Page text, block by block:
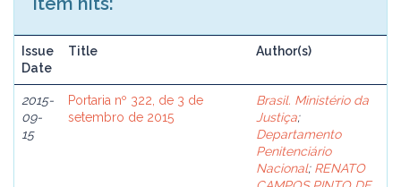
Issue
Date
Title Author(s)
2015-
09-
15
Portaria nº 322, de 3 de
setembro de 2015
Brasil. Ministério da
Justiça;
Departamento
Penitenciário
Nacional; RENATO